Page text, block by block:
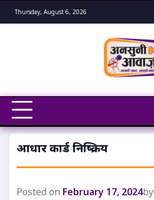
Skip
to
Thursday, August 6, 2026
आधार कार्ड निष्क्रिय
Posted on February 17, 2024by